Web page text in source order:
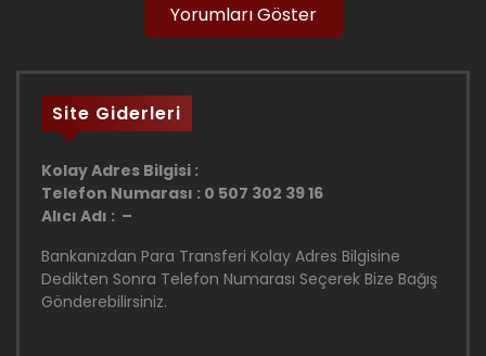
Yorumları Göster
Site Giderleri
Kolay Adres Bilgisi :
Telefon Numarası : 0 507 302 39 16
Alıcı Adı : –
Bankanızdan Para Transferi Kolay Adres Bilgisine
Dedikten Sonra Telefon Numarası Seçerek Bize Bağış
Gönderebilirsiniz.